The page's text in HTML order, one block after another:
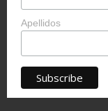
Apellidos